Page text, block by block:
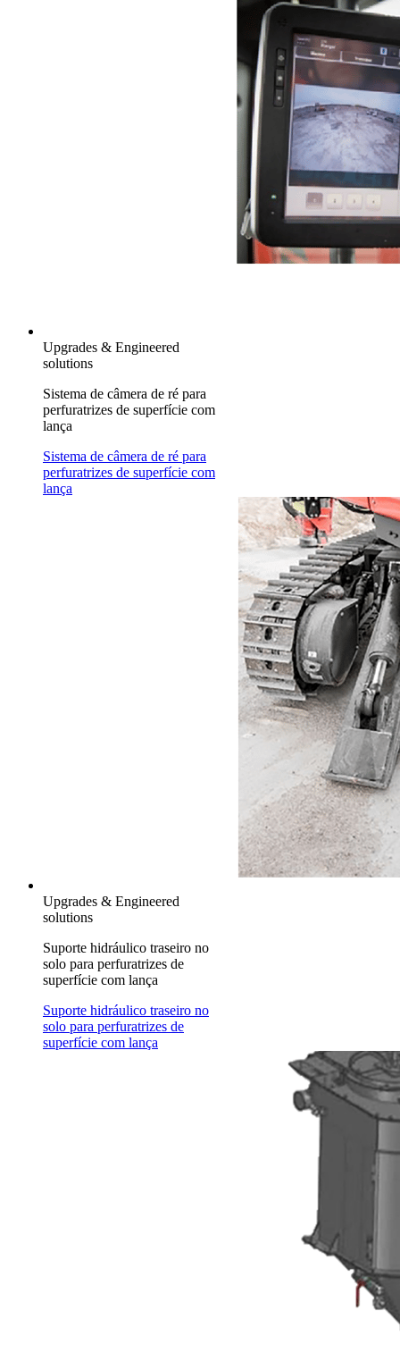
Upgrades & Engineered
solutions
Sistema de câmera de ré para
perfuratrizes de superfície com
lança
Sistema de câmera de ré para
perfuratrizes de superfície com
lança
Upgrades & Engineered
solutions
Suporte hidráulico traseiro no
solo para perfuratrizes de
superfície com lança
Suporte hidráulico traseiro no
solo para perfuratrizes de
superfície com lança